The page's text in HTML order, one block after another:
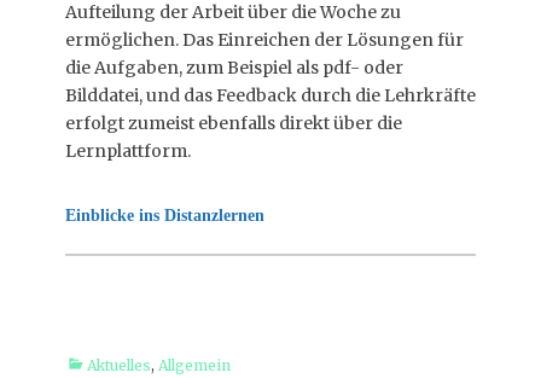
Aufteilung der Arbeit über die Woche zu
ermöglichen. Das Einreichen der Lösungen für
die Aufgaben, zum Beispiel als pdf- oder
Bilddatei, und das Feedback durch die Lehrkräfte
erfolgt zumeist ebenfalls direkt über die
Lernplattform.
Einblicke ins Distanzlernen
Kategorien
Aktuelles, Allgemein